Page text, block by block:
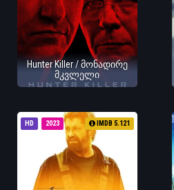
Hunter Killer / მონადირე
მკვლელი
HD 2023 IMDB 5.121